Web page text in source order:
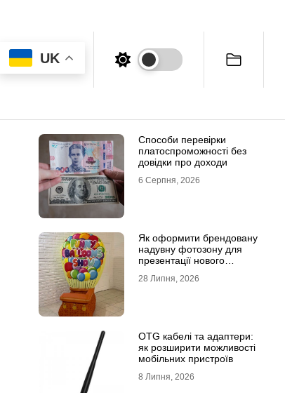
UK
Способи перевірки
платоспроможності без
довідки про доходи
6 Серпня, 2026
Як оформити брендовану
надувну фотозону для
презентації нового
28 Липня, 2026
OTG кабелі та адаптери:
як розширити можливості
мобільних пристроїв
8 Липня, 2026